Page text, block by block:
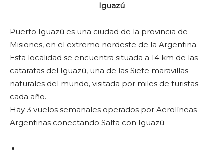
Iguazú
Puerto Iguazú es una ciudad de la provincia de
Misiones, en el extremo nordeste de la Argentina.
Esta localidad se encuentra situada a 14 km de las
cataratas del Iguazú, una de las Siete maravillas
naturales del mundo, visitada por miles de turistas
cada año.
Hay 3 vuelos semanales operados por Aerolíneas
Argentinas conectando Salta con Iguazú